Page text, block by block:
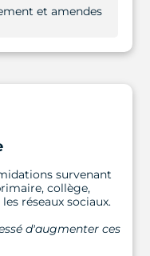
et amendes
survenant
collège,
réseaux sociaux.
d'augmenter ces